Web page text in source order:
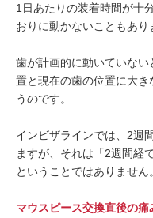
1日あたりの装着時間が十
おりに動かないこともあり
歯が計画的に動いていな
置と現在の歯の位置に大
うのです。
インビザラインでは、2週
ますが、それは「2週間経
ということではありません。
マウスピース交換直後の